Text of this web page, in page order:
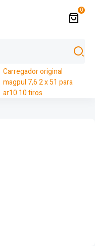
0
Carregador original
magpul 7,6 2 x 51 para
ar10 10 tiros